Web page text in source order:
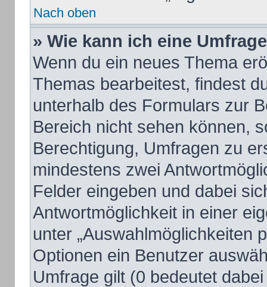
Nach oben
» Wie kann ich eine
Wenn du ein neues Thema
Themas bearbeitest, findest
unterhalb des Formulars zur
Bereich nicht sehen können,
Berechtigung, Umfragen zu
mindestens zwei
Felder eingeben und dabei
Antwortmöglichkeit in einer
unter „Auswahlmöglichkeiten
Optionen ein Benutzer
Umfrage gilt (0 bedeutet